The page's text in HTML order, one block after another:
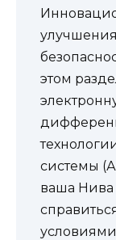
этом
системы
ваша Нива